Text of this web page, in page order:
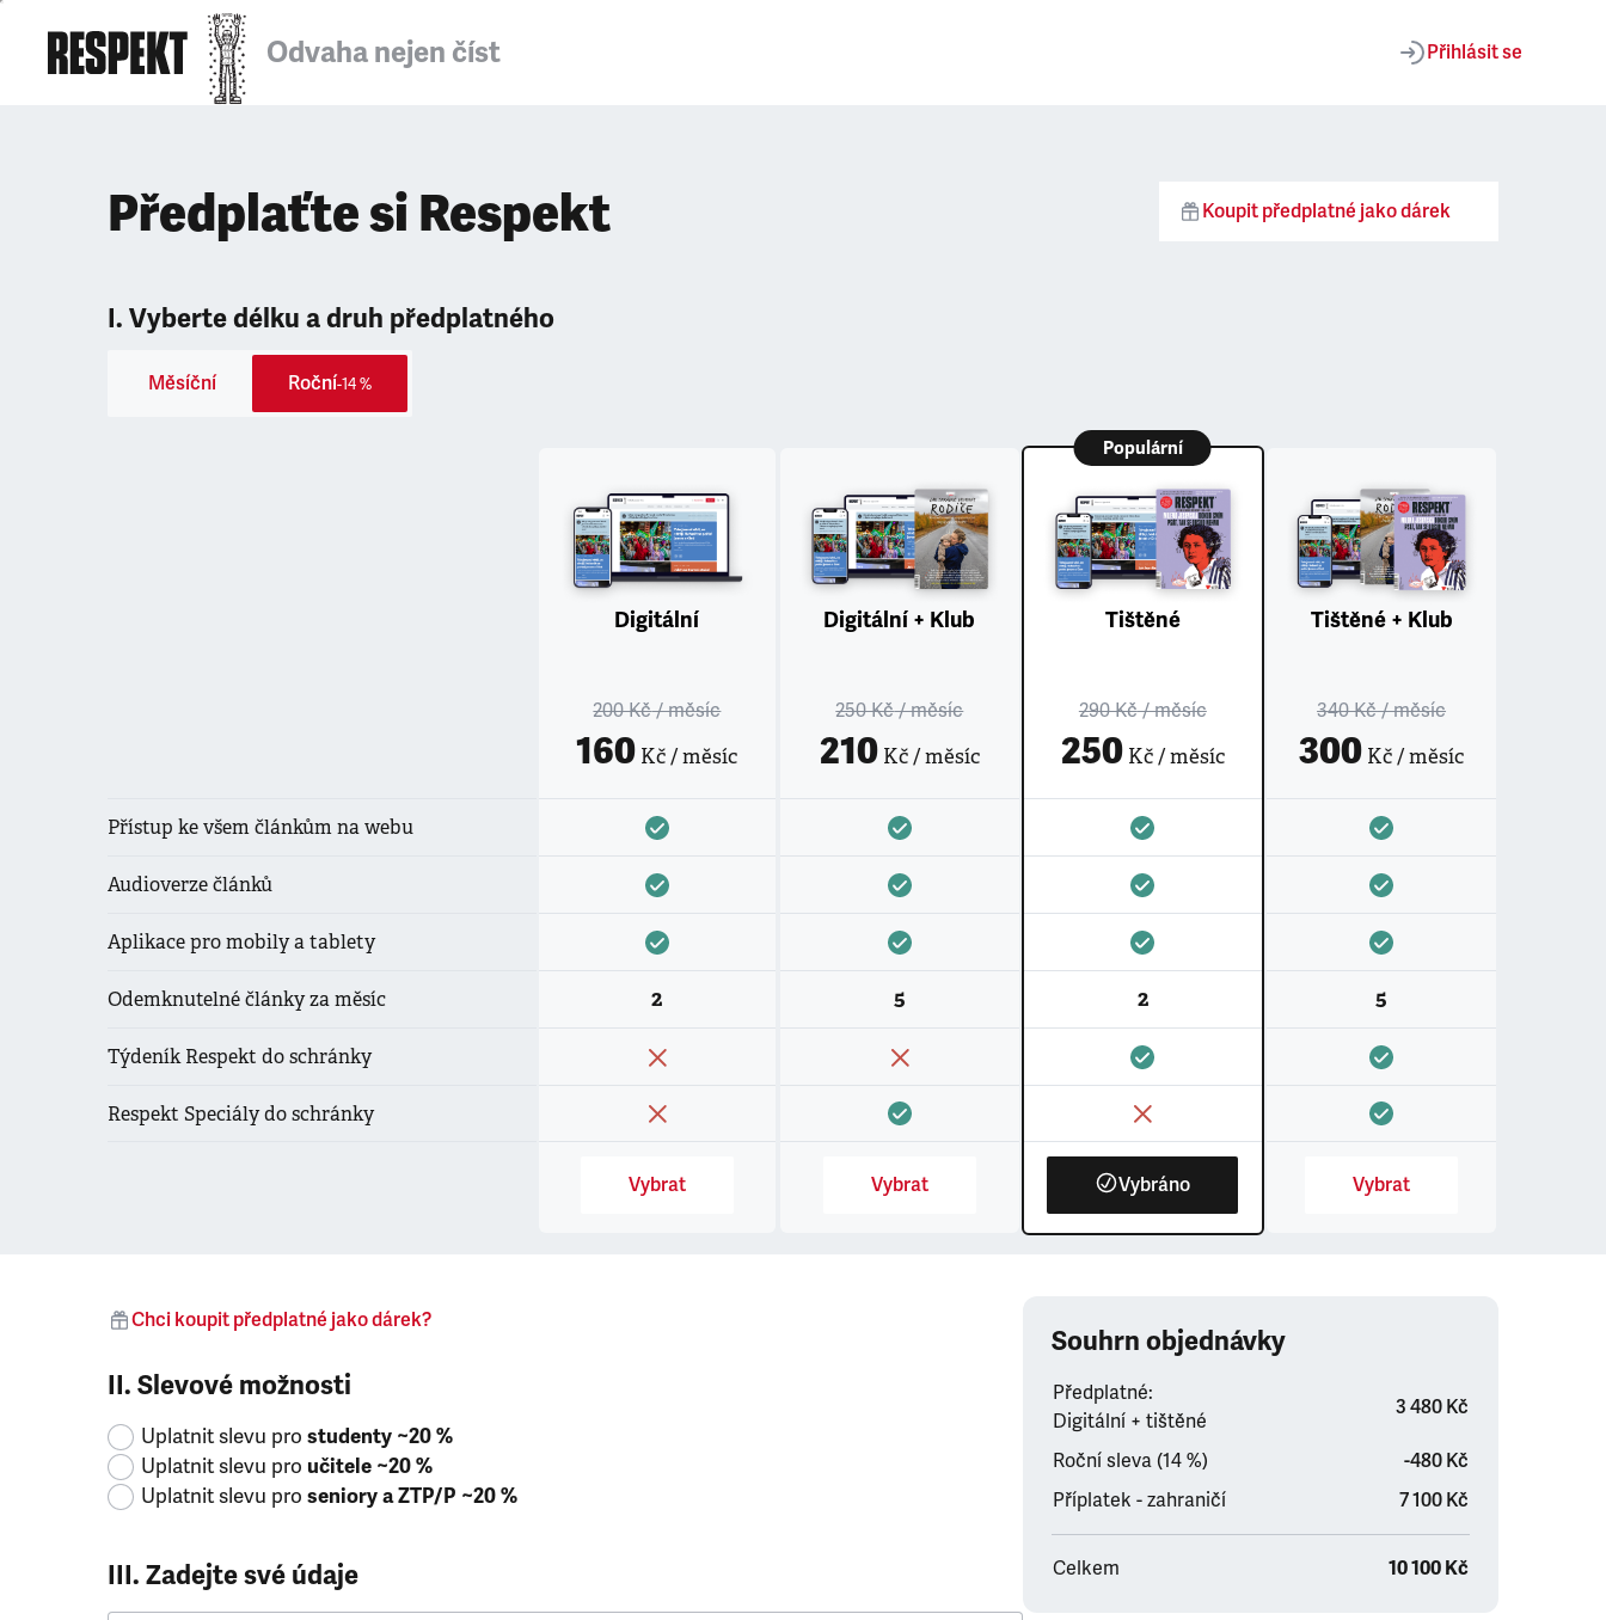
Odvaha nejen číst Přihlásit se
Předplaťte si Respekt Koupit předplatné jako dárek
I. Vyberte délku a druh předplatného
Měsíční Roční-14 %
Přístup ke všem článkům na webu
Audioverze článků
Aplikace pro mobily a tablety
Odemknutelné články za měsíc
Týdeník Respekt do schránky
Respekt Speciály do schránky
Digitální
200 Kč/ měsíc
160 Kč / měsíc
2
Vybrat
Digitální + Klub
250 Kč/ měsíc
210Kč / měsíc
5
Vybrat
Populární
Tištěné
290 Kč/ měsíc
250Kč / měsíc
2
Vybráno
Tištěné + Klub
340 Kč/ měsíc
300 Kč / měsíc
5
Vybrat
Chci koupit předplatné jako dárek?
II. Slevové možnosti
Uplatnit slevu pro studenty ~20 %
Uplatnit slevu pro učitele ~20 %
Uplatnit slevu pro seniory a ZTP/P ~20 %
III. Zadejte své údaje
Souhrn objednávky
Předplatné:
Digitální + tištěné
3 480 Kč
Roční sleva (14 %)
-480 Kč
Příplatek - zahraničí
7 100 Kč
Celkem 10 100 Kč